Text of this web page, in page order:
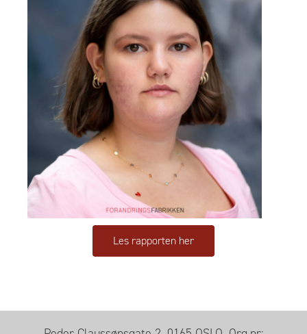
Les rapporten her